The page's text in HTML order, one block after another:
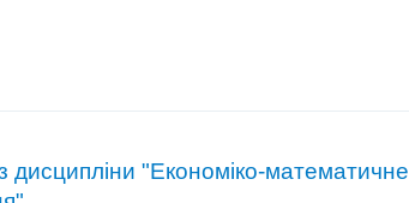
дисципліни "Економіко-математичне